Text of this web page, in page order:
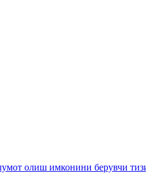
олиш имконини берувчи